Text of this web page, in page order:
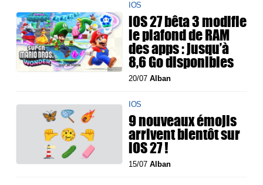
IOS
iOS 27 bêta 3 modifie
le plafond de RAM
des apps : jusqu’à
8,6 Go disponibles
20/07Alban
IOS
9 nouveaux émojis
arrivent bientôt sur
iOS 27 !
15/07Alban